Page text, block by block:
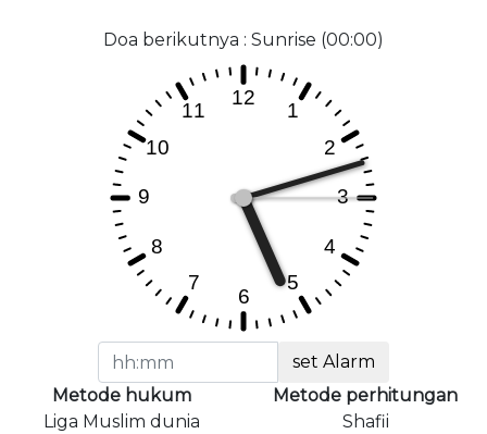
Doa berikutnya : Sunrise (00:00)
set Alarm
Metode hukum
Liga Muslim dunia
Metode perhitungan
Shafii